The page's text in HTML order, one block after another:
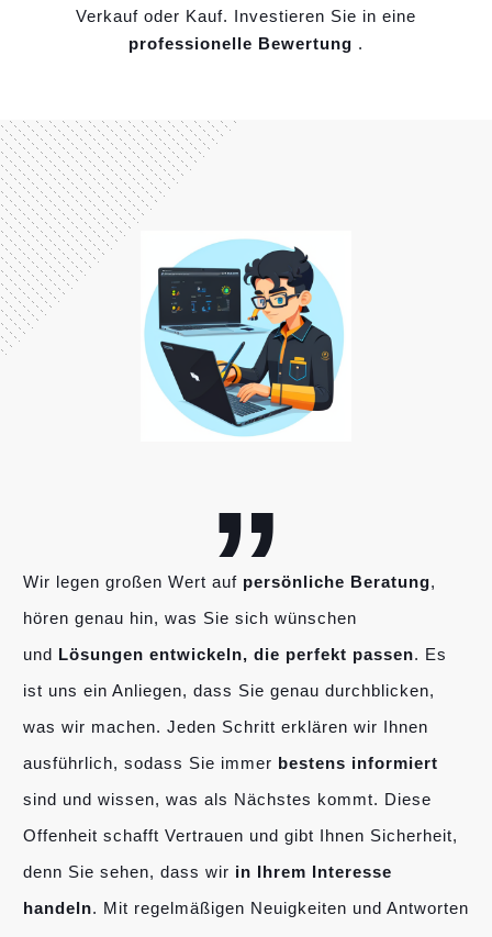
Verkauf oder Kauf. Investieren Sie in eine
professionelle Bewertung .
„
Wir legen großen Wert auf persönliche Beratung,
hören genau hin, was Sie sich wünschen
und Lösungen entwickeln, die perfekt passen. Es
ist uns ein Anliegen, dass Sie genau durchblicken,
was wir machen. Jeden Schritt erklären wir Ihnen
ausführlich, sodass Sie immer bestens informiert
sind und wissen, was als Nächstes kommt. Diese
Offenheit schafft Vertrauen und gibt Ihnen Sicherheit,
denn Sie sehen, dass wir in Ihrem Interesse
handeln. Mit regelmäßigen Neuigkeiten und Antworten